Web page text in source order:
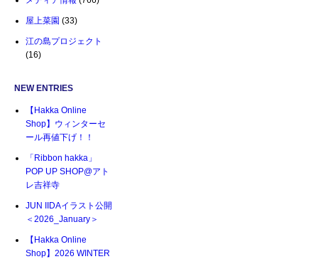
屋上菜園 (33)
江の島プロジェクト
(16)
NEW ENTRIES
【Hakka Online
Shop】ウィンターセ
ール再値下げ！！
「Ribbon hakka」
POP UP SHOP@アト
レ吉祥寺
JUN IIDAイラスト公開
＜2026_January＞
【Hakka Online
Shop】2026 WINTER